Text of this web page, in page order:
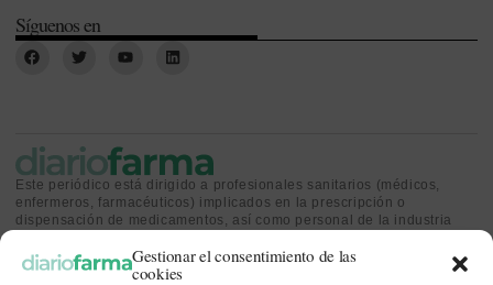
Gestionar el consentimiento de las
cookies
Síguenos en
Este periódico está dirigido a profesionales sanitarios (médicos,
enfermeros, farmacéuticos) implicados en la prescripción o
dispensación de medicamentos, así como personal de la industria
sanitaria.